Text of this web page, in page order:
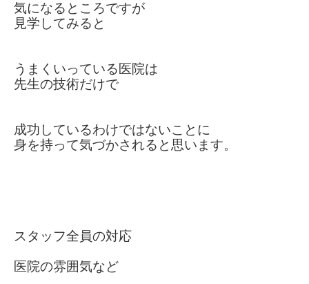
気になるところですが
見学してみると
うまくいっている 医院は
先生の技術だけで
成功しているわけではないことに
身を持って気づかされると思います。
スタッフ全員の対応
医院の雰囲気など